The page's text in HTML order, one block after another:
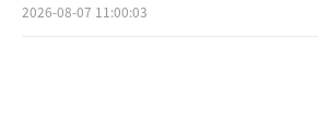
2026-08-07 11:00:03